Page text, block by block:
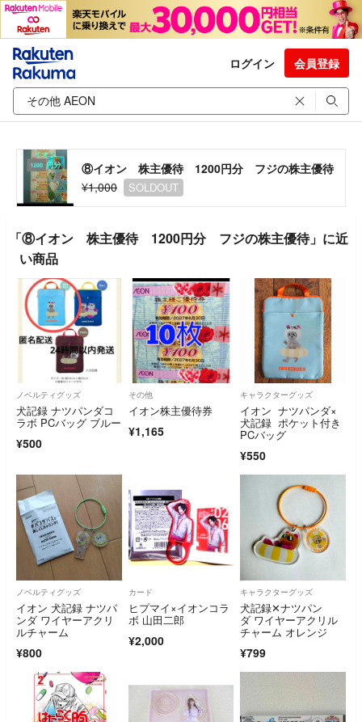
ログイン 会員登録
⑧イオン 株主優待 1200円分 フジの株主優待
¥1,000
SOLDOUT
「⑧イオン 株主優待 1200円分 フジの株主優待」に近
い商品
ノベルティグッズ
犬記録 ナツパンダコ
ラボ PCバッグ ブルー
¥500
その他
イオン株主優待券
¥1,165
キャラクターグッズ
イオン ナツパンダ×
犬記録 ポケット付き
PCバッグ
¥550
ノベルティグッズ
イオン 犬記録 ナツパ
ンダ ワイヤーアクリ
ルチャーム
¥800
カード
ヒプマイ×イオンコラ
ボ 山田二郎
¥2,000
キャラクターグッズ
犬記録✕ナツパン
ダ ワイヤーアクリル
チャーム オレンジ
¥799